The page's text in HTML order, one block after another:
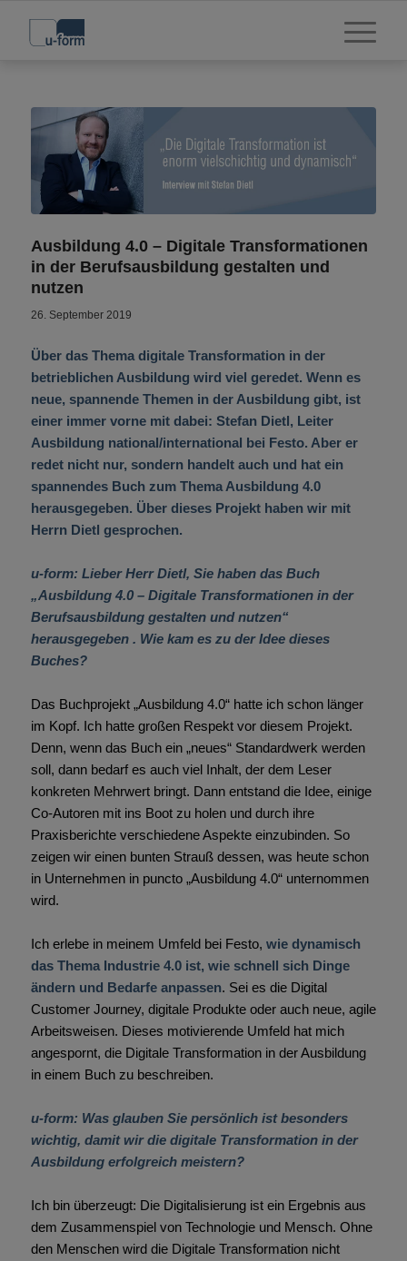
Ausbildung 4.0 – Digitale Transformationen
in der Berufsausbildung gestalten und
nutzen
26. September 2019
Über das Thema digitale Transformation in der
betrieblichen Ausbildung wird viel geredet. Wenn es
neue, spannende Themen in der Ausbildung gibt, ist
einer immer vorne mit dabei: Stefan Dietl, Leiter
Ausbildung national/international bei Festo. Aber er
redet nicht nur, sondern handelt auch und hat ein
spannendes Buch zum Thema Ausbildung 4.0
herausgegeben. Über dieses Projekt haben wir mit
Herrn Dietl gesprochen.
u-form: Lieber Herr Dietl, Sie haben das Buch
„Ausbildung 4.0 – Digitale Transformationen in der
Berufsausbildung gestalten und nutzen“
herausgegeben . Wie kam es zu der Idee dieses
Buches?
Das Buchprojekt „Ausbildung 4.0“ hatte ich schon länger
im Kopf. Ich hatte großen Respekt vor diesem Projekt.
Denn, wenn das Buch ein „neues“ Standardwerk werden
soll, dann bedarf es auch viel Inhalt, der dem Leser
konkreten Mehrwert bringt. Dann entstand die Idee, einige
Co-Autoren mit ins Boot zu holen und durch ihre
Praxisberichte verschiedene Aspekte einzubinden. So
zeigen wir einen bunten Strauß dessen, was heute schon
in Unternehmen in puncto „Ausbildung 4.0“ unternommen
wird.
Ich erlebe in meinem Umfeld bei Festo, wie dynamisch
das Thema Industrie 4.0 ist, wie schnell sich Dinge
ändern und Bedarfe anpassen. Sei es die Digital
Customer Journey, digitale Produkte oder auch neue, agile
Arbeitsweisen. Dieses motivierende Umfeld hat mich
angespornt, die Digitale Transformation in der Ausbildung
in einem Buch zu beschreiben.
u-form: Was glauben Sie persönlich ist besonders
wichtig, damit wir die digitale Transformation in der
Ausbildung erfolgreich meistern?
Ich bin überzeugt: Die Digitalisierung ist ein Ergebnis aus
dem Zusammenspiel von Technologie und Mensch. Ohne
den Menschen wird die Digitale Transformation nicht